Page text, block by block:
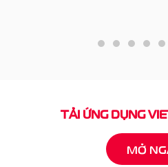
TẢI ỨNG DỤNG
MỞ